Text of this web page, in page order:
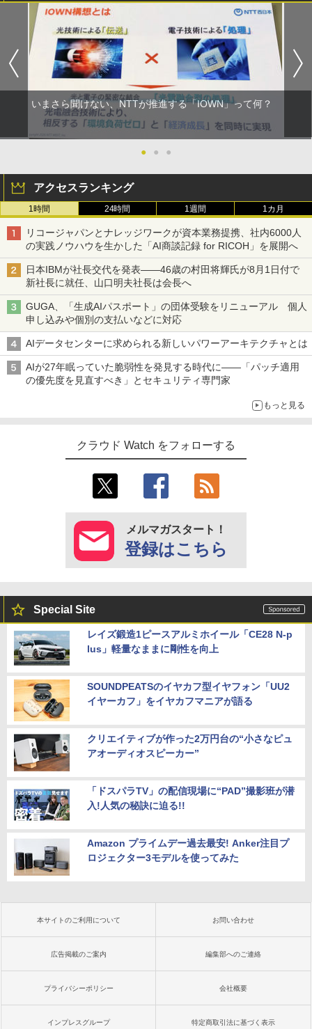
いまさら聞けない、NTTが推進する「IOWN」って何？
● ● ●
アクセスランキング
1時間 24時間 1週間 1カ月
リコージャパンとナレッジワークが資本業務提携、社内6000人
の実践ノウハウを生かした「AI商談記録 for RICOH」を展開へ
日本IBMが社長交代を発表――46歳の村田将輝氏が8月1日付で
新社長に就任、山口明夫社長は会長へ
GUGA、「生成AIパスポート」の団体受験をリニューアル 個人
申し込みや個別の支払いなどに対応
AIデータセンターに求められる新しいパワーアーキテクチャとは
AIが27年眠っていた脆弱性を発見する時代に――「パッチ適用
の優先度を見直すべき」とセキュリティ専門家
もっと見る
クラウド Watch をフォローする
メルマガスタート！
登録はこちら
Special Site
レイズ鍛造1ピースアルミホイール「CE28 N-p
lus」軽量なままに剛性を向上
SOUNDPEATSのイヤカフ型イヤフォン「UU2
イヤーカフ」をイヤカフマニアが語る
クリエイティブが作った2万円台の“小さなピュ
アオーディオスピーカー”
「ドスパラTV」の配信現場に“PAD”撮影班が潜
入!人気の秘訣に迫る!!
Amazon プライムデー過去最安! Anker注目プ
ロジェクター3モデルを使ってみた
本サイトのご利用について お問い合わせ
広告掲載のご案内 編集部へのご連絡
プライバシーポリシー 会社概要
インプレスグループ 特定商取引法に基づく表示